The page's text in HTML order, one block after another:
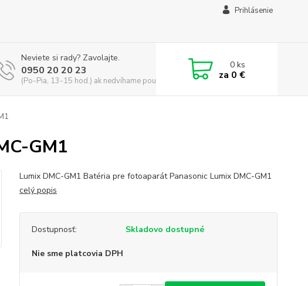
Prihlásenie
Neviete si rady? Zavolajte.
0950 20 20 23
(Po-Pia, 13-15 hod.) ak nedvíhame použite CHATBOX
0ks
za 0 €
GM1
Lumix DMC-GM1 Batéria pre fotoaparát Panasonic Lumix DMC-GM1
celý popis
Dostupnosť: Skladovo dostupné
Nie sme platcovia DPH